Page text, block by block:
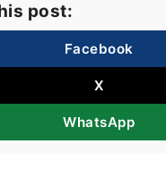
post:
Facebook
X
WhatsApp